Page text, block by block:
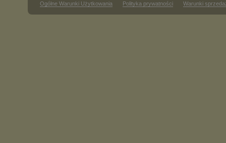
Ogólne Warunki Użytkowania Polityka prywatności Warunki